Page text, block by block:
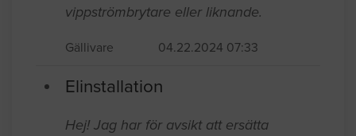
vippströmbrytare eller liknande.
Gällivare 04.22.2024 07:33
Elinstallation
Hej! Jag har för avsikt att ersätta